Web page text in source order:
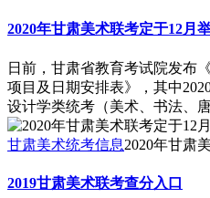
2020年甘肃美术联考定于12月
日前，甘肃省教育考试院发布
项目及日期安排表》，其中
设计学类统考（美术、书法、
甘肃美术统考信息2020年甘肃
2019甘肃美术联考查分入口